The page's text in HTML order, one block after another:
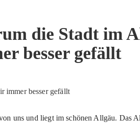
die Stadt im
besser gefällt
uns und liegt im schönen Allgäu. Das